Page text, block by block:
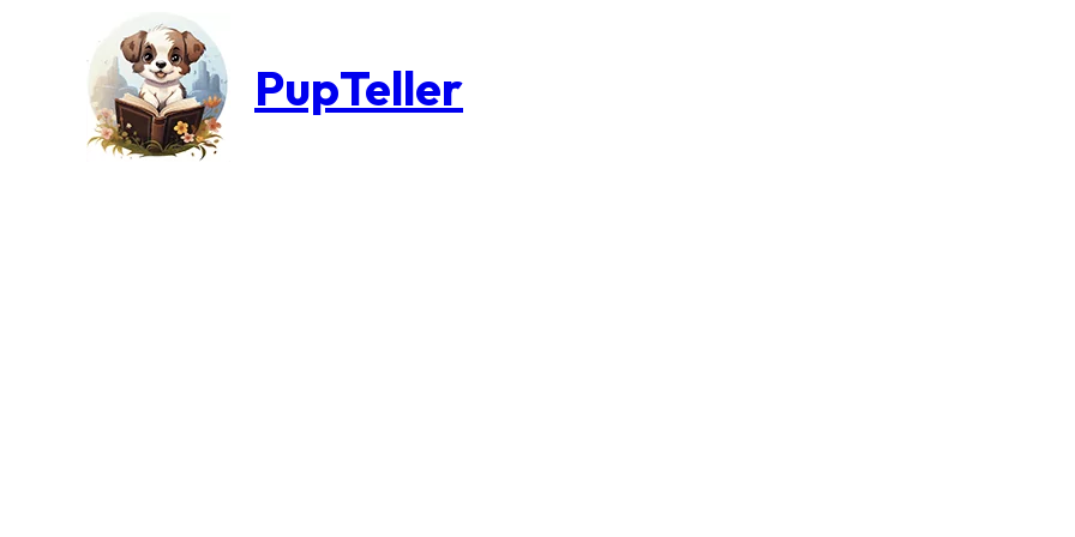
PupTeller